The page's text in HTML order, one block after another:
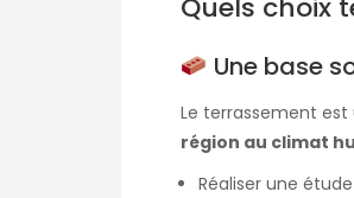
Quels choix
Une base
Le terrassement est
région au climat
Réaliser une